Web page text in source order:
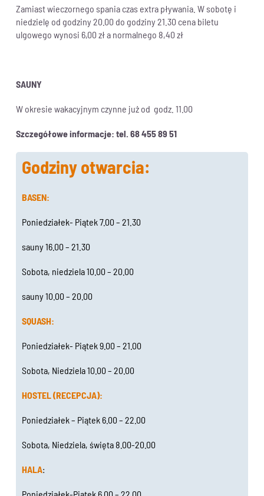
Zamiast wieczornego spania czas extra pływania. W sobotę i
niedzielę od godziny 20.00 do godziny 21.30 cena biletu
ulgowego wynosi 6,00 zł a normalnego 8,40 zł
SAUNY
W okresie wakacyjnym czynne już od godz. 11.00
Szczegółowe informacje: tel. 68 455 89 51
Godziny otwarcia:
BASEN:
Poniedziałek- Piątek 7.00 – 21.30
sauny 16.00 – 21.30
Sobota, niedziela 10.00 – 20.00
sauny 10.00 – 20.00
SQUASH:
Poniedziałek- Piątek 9.00 – 21.00
Sobota, Niedziela 10.00 – 20.00
HOSTEL (RECEPCJA):
Poniedziałek – Piątek 6.00 – 22.00
Sobota, Niedziela, święta 8.00-20.00
HALA: